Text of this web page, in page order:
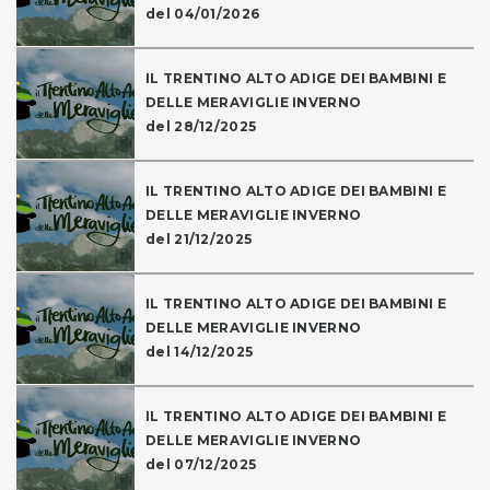
del 04/01/2026
IL TRENTINO ALTO ADIGE DEI BAMBINI E
DELLE MERAVIGLIE INVERNO
del 28/12/2025
IL TRENTINO ALTO ADIGE DEI BAMBINI E
DELLE MERAVIGLIE INVERNO
del 21/12/2025
IL TRENTINO ALTO ADIGE DEI BAMBINI E
DELLE MERAVIGLIE INVERNO
del 14/12/2025
IL TRENTINO ALTO ADIGE DEI BAMBINI E
DELLE MERAVIGLIE INVERNO
del 07/12/2025